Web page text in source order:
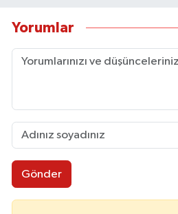
Yorumlar
Gönder